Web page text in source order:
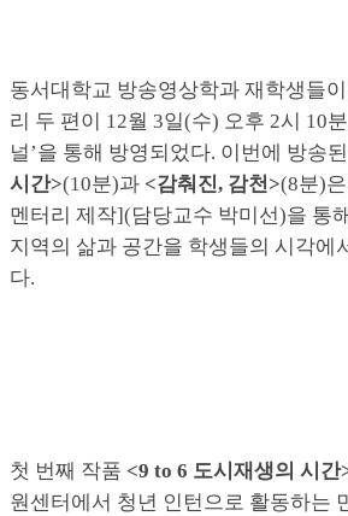
동서대학교 방송영상학과 재학생들
리 두 편이 12월 3일(수) 오후 2시 10
널’을 통해 방영되었다. 이번에 방송된
시간>(10분)과 <감춰진, 감천>(8분)
멘터리 제작](담당교수 박미선)을 통
지역의 삶과 공간을 학생들의 시각에
다.
첫 번째 작품 <9 to 6 도시재생의 시간
원센터에서 청년 인턴으로 활동하는